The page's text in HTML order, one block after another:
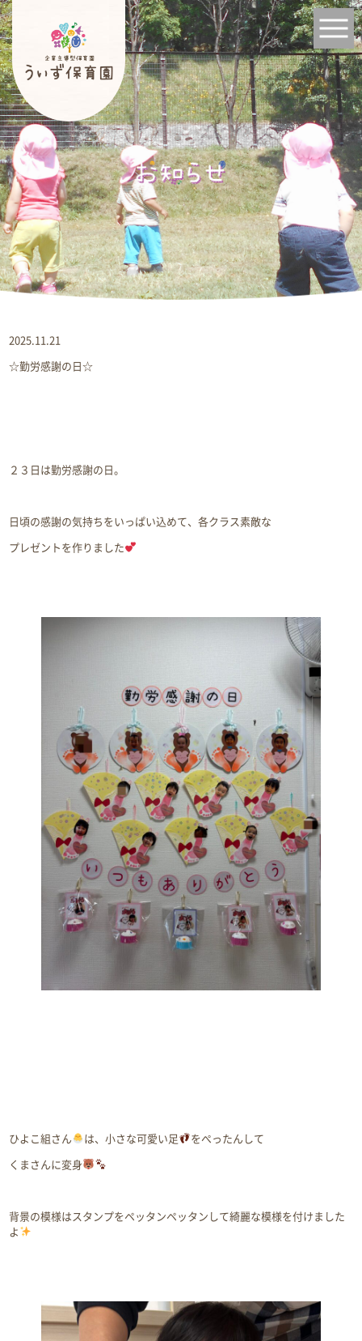
2025.11.21
☆勤労感謝の日☆
２３日は勤労感謝の日。
日頃の感謝の気持ちをいっぱい込めて、各クラス素敵な
プレゼントを作りました
ひよこ組さん は、小さな可愛い足
をぺったんして
くまさんに変身
背景の模様はスタンプをペッタンペッタンして綺麗な模様を付けました
よ